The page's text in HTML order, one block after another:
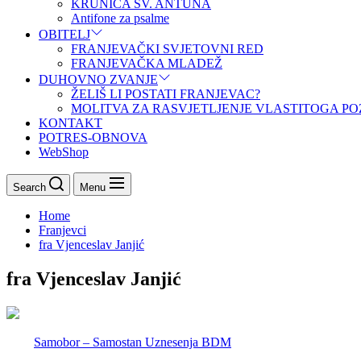
KRUNICA SV. ANTUNA
Antifone za psalme
OBITELJ
FRANJEVAČKI SVJETOVNI RED
FRANJEVAČKA MLADEŽ
DUHOVNO ZVANJE
ŽELIŠ LI POSTATI FRANJEVAC?
MOLITVA ZA RASVJETLJENJE VLASTITOGA
KONTAKT
POTRES-OBNOVA
WebShop
Search Menu
Home
Franjevci
fra Vjenceslav Janjić
fra Vjenceslav Janjić
Samobor – Samostan Uznesenja BDM